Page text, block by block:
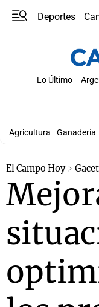
Deportes
Lo Último
Agricultura Ganadería
El Campo Hoy